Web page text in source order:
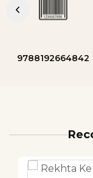
9788192664842